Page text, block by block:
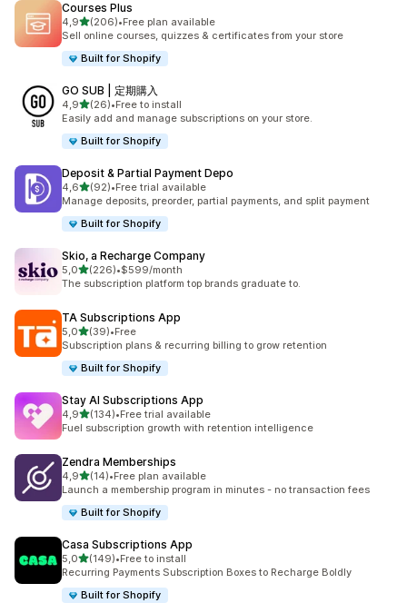
Courses Plus
4,9/ 5 tähteä
(206)
206 arvostelua yhteensä
•Free plan available
Sell online courses, quizzes & certificates from your store
Built for Shopify
GO SUB | 定期購入
4,9/ 5 tähteä
(26)
26 arvostelua yhteensä
•Free to install
Easily add and manage subscriptions on your store.
Built for Shopify
Deposit & Partial Payment Depo
4,6/ 5 tähteä
(92)
92 arvostelua yhteensä
•Free trial available
Manage deposits, preorder, partial payments, and split payment
Built for Shopify
Skio, a Recharge Company
5,0/ 5 tähteä
(226)
226 arvostelua yhteensä
•$599/month
The subscription platform top brands graduate to.
TA Subscriptions App
5,0/ 5 tähteä
(39)
39 arvostelua yhteensä
•Free
Subscription plans & recurring billing to grow retention
Built for Shopify
Stay AI Subscriptions App
4,9/ 5 tähteä
(134)
134 arvostelua yhteensä
•Free trial available
Fuel subscription growth with retention intelligence
Zendra Memberships
4,9/ 5 tähteä
(14)
14 arvostelua yhteensä
•Free plan available
Launch a membership program in minutes - no transaction fees
Built for Shopify
Casa Subscriptions App
5,0/ 5 tähteä
(149)
149 arvostelua yhteensä
•Free to install
Recurring Payments Subscription Boxes to Recharge Boldly
Built for Shopify